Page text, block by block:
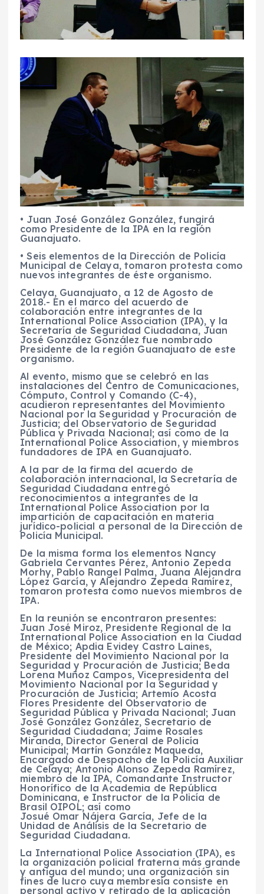
• Juan José González González, fungirá
como Presidente de la IPA en la región
Guanajuato.
• Seis elementos de la Dirección de Policía
Municipal de Celaya, tomaron protesta como
nuevos integrantes de éste organismo.
Celaya, Guanajuato, a 12 de Agosto de
2018.- En el marco del acuerdo de
colaboración entre integrantes de la
International Police Association (IPA), y la
Secretaría de Seguridad Ciudadana, Juan
José González González fue nombrado
Presidente de la región Guanajuato de este
organismo.
Al evento, mismo que se celebró en las
instalaciones del Centro de Comunicaciones,
Cómputo, Control y Comando (C-4),
acudieron representantes del Movimiento
Nacional por la Seguridad y Procuración de
Justicia; del Observatorio de Seguridad
Pública y Privada Nacional; así como de la
International Police Association, y miembros
fundadores de IPA en Guanajuato.
A la par de la firma del acuerdo de
colaboración internacional, la Secretaría de
Seguridad Ciudadana entregó
reconocimientos a integrantes de la
International Police Association por la
impartición de capacitación en materia
jurídico-policial a personal de la Dirección de
Policía Municipal.
De la misma forma los elementos Nancy
Gabriela Cervantes Pérez, Antonio Zepeda
Morhy, Pablo Rangel Palma, Juana Alejandra
López García, y Alejandro Zepeda Ramírez,
tomaron protesta como nuevos miembros de
IPA.
En la reunión se encontraron presentes:
Juan José Miroz, Presidente Regional de la
International Police Association en la Ciudad
de México; Apdia Evidey Castro Laines,
Presidente del Movimiento Nacional por la
Seguridad y Procuración de Justicia; Beda
Lorena Muñoz Campos, Vicepresidenta del
Movimiento Nacional por la Seguridad y
Procuración de Justicia; Artemio Acosta
Flores Presidente del Observatorio de
Seguridad Pública y Privada Nacional; Juan
José González González, Secretario de
Seguridad Ciudadana; Jaime Rosales
Miranda, Director General de Policía
Municipal; Martín González Maqueda,
Encargado de Despacho de la Policía Auxiliar
de Celaya; Antonio Alonso Zepeda Ramírez,
miembro de la IPA, Comandante Instructor
Honorífico de la Academia de República
Dominicana, e Instructor de la Policía de
Brasil OIPOL; así como
Josué Omar Nájera García, Jefe de la
Unidad de Análisis de la Secretario de
Seguridad Ciudadana.
La International Police Association (IPA), es
la organización policial fraterna más grande
y antigua del mundo; una organización sin
fines de lucro cuya membresía consiste en
personal activo y retirado de la aplicación